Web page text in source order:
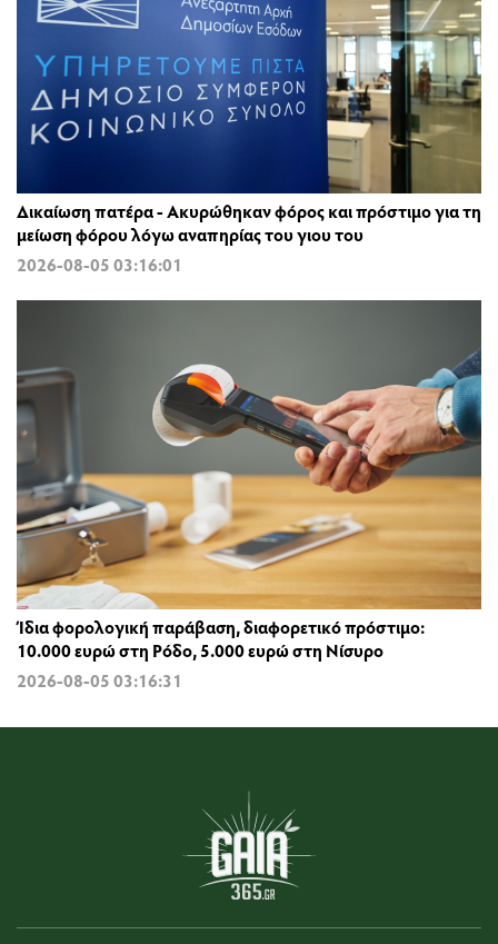
Δικαίωση πατέρα - Ακυρώθηκαν φόρος και πρόστιμο για τη
μείωση φόρου λόγω αναπηρίας του γιου του
2026-08-05 03:16:01
Ίδια φορολογική παράβαση, διαφορετικό πρόστιμο:
10.000 ευρώ στη Ρόδο, 5.000 ευρώ στη Νίσυρο
2026-08-05 03:16:31